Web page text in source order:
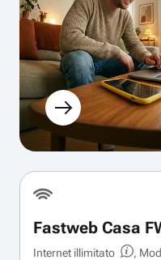
Fastweb Casa
Internet illimitato
,